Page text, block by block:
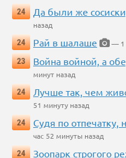
24
Да были же
назад
24
Рай в шалаше
— 1
23
Война войной, а
минут назад
24
Лучше так, чем
51 минуту назад
24
Судя по отпечатку,
час 52 минуты назад
24
Зоопарк строгого